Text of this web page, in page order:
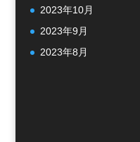
2023年10月
2023年9月
2023年8月